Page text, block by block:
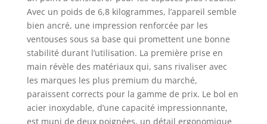
de mélange avec
deux poignées 】
Le bol de mélange
de 8,5 litres offre
une capacité
suffisante pour la
préparation des
aliments, et la
conception du bol
Avec un poids de 6,8 kilogrammes, l’appareil semble
bien ancré, une impression renforcée par les
ventouses sous sa base qui promettent une bonne
stabilité durant l’utilisation. La première prise en
main révèle des matériaux qui, sans rivaliser avec
les marques les plus premium du marché,
paraissent corrects pour la gamme de prix. Le bol en
acier inoxydable, d’une capacité impressionnante,
est muni de deux poignées, un détail ergonomique